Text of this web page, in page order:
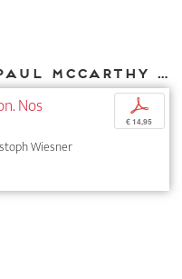
Weitere Texte von Paul McCarthy bei DIAPHANES
Nos
Wiesner
p
€ 14,95